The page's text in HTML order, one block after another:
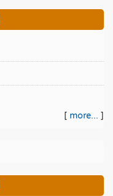
[ more... ]